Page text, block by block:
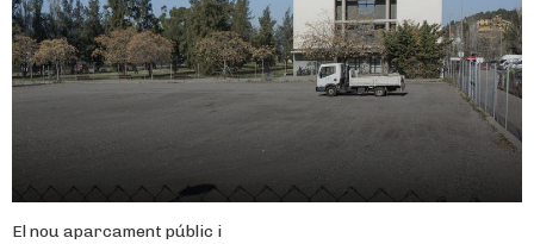
El nou aparcament públic i